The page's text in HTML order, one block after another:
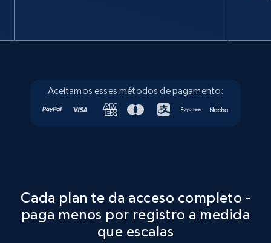
Aceitamos esses métodos de pagamento:
Cada plan te da acceso completo -
paga menos por registro a medida
que escalas